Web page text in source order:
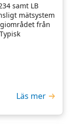
samt LB
mätsystem
från
Läs mer